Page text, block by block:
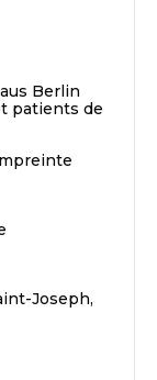
Berlin
patients de
Joseph,